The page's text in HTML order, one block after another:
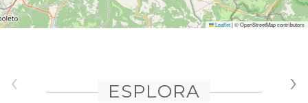
Leaflet|© OpenStreetMap contributors
ESPLORA
‹ ›